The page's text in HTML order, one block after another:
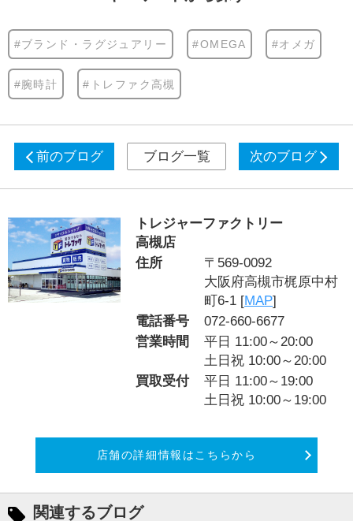
#ブランド・ラグジュアリー #OMEGA #オメガ
#腕時計 #トレファク高槻
前のブログ ブログ一覧 次のブログ
トレジャーファクトリー
高槻店
住所
〒569-0092
大阪府高槻市梶原中村
町6-1 [MAP]
電話番号
072-660-6677
営業時間
平日 11:00～20:00
土日祝 10:00～20:00
買取受付
平日 11:00～19:00
土日祝 10:00～19:00
店舗の詳細情報はこちらから
関連するブログ